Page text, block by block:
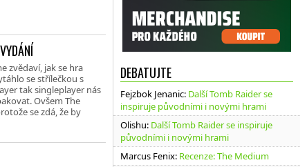
DEBATUJTE
Fejzbok Jenanic: Další Tomb Raider se
inspiruje původními i novými hrami
Olishu: Další Tomb Raider se inspiruje
původními i novými hrami
Marcus Fenix: Recenze: The Medium
zvědaví, jak se hra
se střílečkou s
tak singleplayer nás
Ovšem The
se zdá, že by